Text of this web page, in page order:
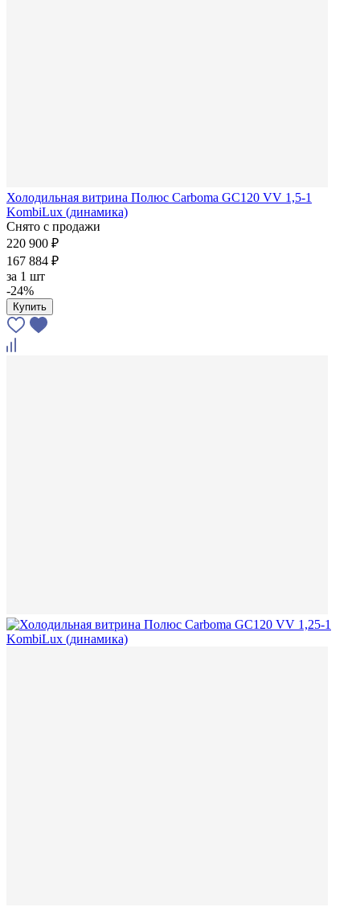
Холодильная витрина Полюс Carboma GC120 VV 1,5-1
KombiLux (динамика)
Снято с продажи
220 900 ₽
167 884 ₽
за 1 шт
-24%
Купить